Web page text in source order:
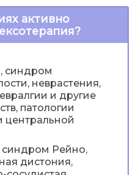
активно
синдром
неврастения,
и другие
патологии
центральной
синдром Рейно,
дистония,